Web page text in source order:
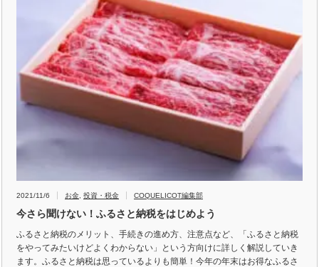
2021/11/6 お金 投資・税金 COQUELICOT編集部
今さら聞けない！ふるさと納税をはじめよう
ふるさと納税のメリット、手続きの進め方、注意点など、「ふるさと納税
をやってみたいけどよくわからない」という方向けに詳しく解説していき
ます。ふるさと納税は思っているよりも簡単！今年の年末はお得なふるさ